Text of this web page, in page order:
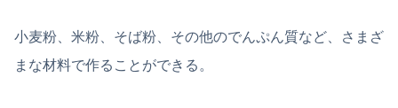
小麦粉、米粉、そば粉、その他のでんぷん質など、さまざ
まな材料で作ることができる。